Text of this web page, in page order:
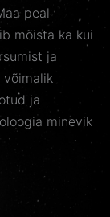
peal
mõista ka kui
ja
võimalik
ja
minevik